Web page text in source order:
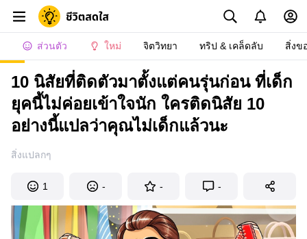
ส่วนตัว ใหม่ จิตวิทยา ทริป & เคล็ดลับ สิ่งข
10 นิสัยที่ติดตัวมาตั้งแต่คนรุ่นก่อน ที่เด็ก
ยุคนี้ไม่ค่อยเข้าใจนัก ใครติดนิสัย 10
อย่างนี้แปลว่าคุณไม่เด็กแล้วนะ
สิ่งแปลกๆ
1 - - -